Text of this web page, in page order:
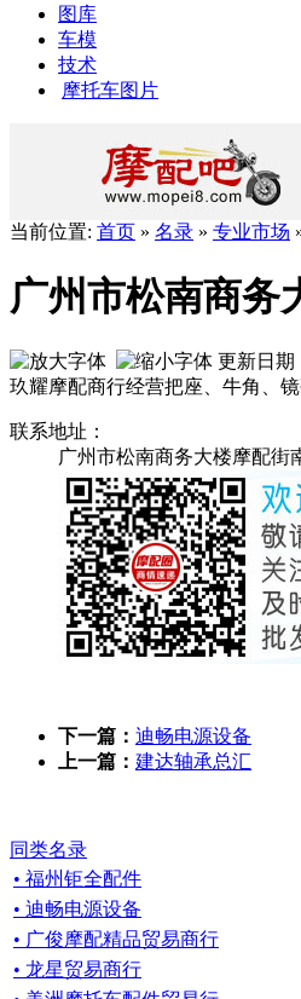
图库
车模
技术
摩托车图片
当前位置: 首页 » 名录 » 专业市场
广州市松南商务
更新日期
玖耀摩配商行经营把座、牛角、
联系地址：
广州市松南商务大楼摩配街
下一篇： 迪畅电源设备
上一篇： 建达轴承总汇
同类名录
• 福州钜全配件
• 迪畅电源设备
• 广俊摩配精品贸易商行
• 龙星贸易商行